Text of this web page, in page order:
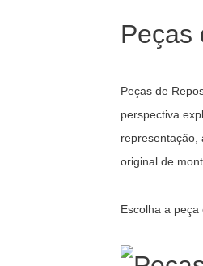
Peças
Peças de
perspectiva
representação,
original de
Escolha a